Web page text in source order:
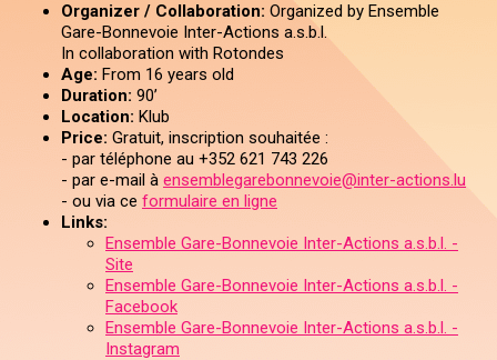
Organizer / Collaboration: Organized by Ensemble
Gare-Bonnevoie Inter-Actions a.s.b.l.
In collaboration with Rotondes
Age: From 16 years old
Duration: 90’
Location: Klub
Price: Gratuit, inscription souhaitée :
- par téléphone au +352 621 743 226
- par e-mail à ensemblegarebonnevoie@inter-actions.lu
- ou via ce formulaire en ligne
Links:
Ensemble Gare-Bonnevoie Inter-Actions a.s.b.l. -
Site
Ensemble Gare-Bonnevoie Inter-Actions a.s.b.l. -
Facebook
Ensemble Gare-Bonnevoie Inter-Actions a.s.b.l. -
Instagram